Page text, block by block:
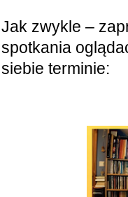
Jak zwykle –
spotkania
siebie terminie: